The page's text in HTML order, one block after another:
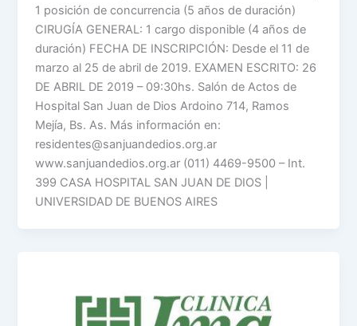
1 posición de concurrencia (5 años de duración)
CIRUGÍA GENERAL: 1 cargo disponible (4 años de
duración) FECHA DE INSCRIPCIÓN: Desde el 11 de
marzo al 25 de abril de 2019. EXAMEN ESCRITO: 26
DE ABRIL DE 2019 – 09:30hs. Salón de Actos de
Hospital San Juan de Dios Ardoino 714, Ramos
Mejía, Bs. As. Más información en:
residentes@sanjuandedios.org.ar
www.sanjuandedios.org.ar (011) 4469-9500 – Int.
399 CASA HOSPITAL SAN JUAN DE DIOS |
UNIVERSIDAD DE BUENOS AIRES